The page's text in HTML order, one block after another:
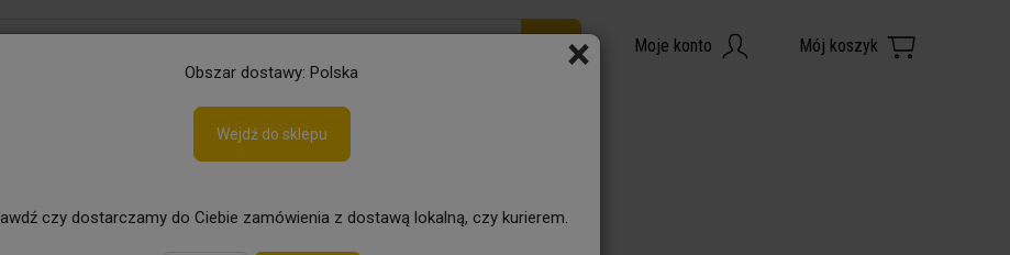
×
Obszar dostawy: Polska
Wejdź do sklepu
czy dostarczamy do Ciebie zamówienia z dostawą lokalną, czy kurierem.
jednorodne
Piwo bezalkoholowe